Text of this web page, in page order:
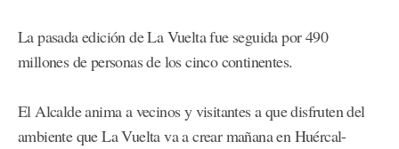
La pasada edición de La Vuelta fue seguida por 490
millones de personas de los cinco continentes.
El Alcalde anima a vecinos y visitantes a que disfruten del
ambiente que La Vuelta va a crear mañana en Huércal-